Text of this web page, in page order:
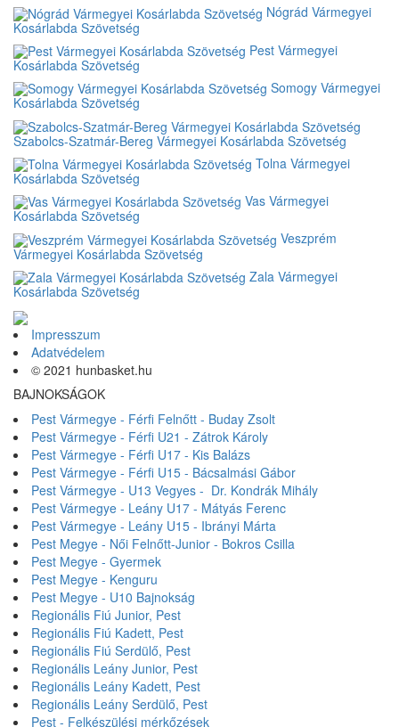
Nógrád Vármegyei
Kosárlabda Szövetség
Pest Vármegyei
Kosárlabda Szövetség
Somogy Vármegyei
Kosárlabda Szövetség
Szabolcs-Szatmár-Bereg Vármegyei Kosárlabda Szövetség
Tolna Vármegyei
Kosárlabda Szövetség
Vas Vármegyei
Kosárlabda Szövetség
Veszprém
Vármegyei Kosárlabda Szövetség
Zala Vármegyei
Kosárlabda Szövetség
Impresszum
Adatvédelem
© 2021 hunbasket.hu
BAJNOKSÁGOK
Pest Vármegye - Férfi Felnőtt - Buday Zsolt
Pest Vármegye - Férfi U21 - Zátrok Károly
Pest Vármegye - Férfi U17 - Kis Balázs
Pest Vármegye - Férfi U15 - Bácsalmási Gábor
Pest Vármegye - U13 Vegyes - Dr. Kondrák Mihály
Pest Vármegye - Leány U17 - Mátyás Ferenc
Pest Vármegye - Leány U15 - Ibrányi Márta
Pest Megye - Női Felnőtt-Junior - Bokros Csilla
Pest Megye - Gyermek
Pest Megye - Kenguru
Pest Megye - U10 Bajnokság
Regionális Fiú Junior, Pest
Regionális Fiú Kadett, Pest
Regionális Fiú Serdülő, Pest
Regionális Leány Junior, Pest
Regionális Leány Kadett, Pest
Regionális Leány Serdülő, Pest
Pest - Felkészülési mérkőzések